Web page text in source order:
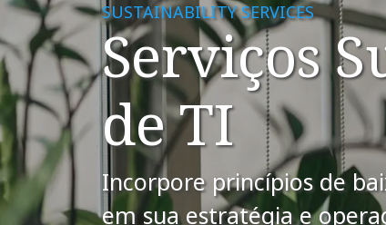
SUSTAINABILITY SERVICES
Serviços
de TI
Incorpore princípios de
em sua estratégia e